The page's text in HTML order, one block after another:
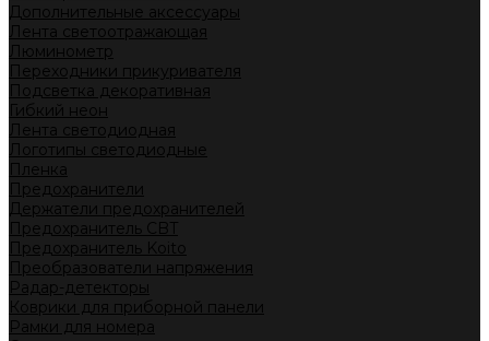
Дополнительные аксессуары
Лента светоотражающая
Люминометр
Переходники прикуривателя
Подсветка декоративная
Гибкий неон
Лента светодиодная
Логотипы светодиодные
Пленка
Предохранители
Держатели предохранителей
Предохранитель CBT
Предохранитель Koito
Преобразователи напряжения
Радар-детекторы
Коврики для приборной панели
Рамки для номера